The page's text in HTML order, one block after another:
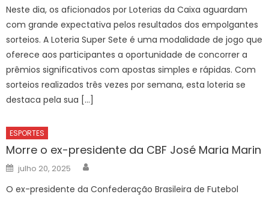
Neste dia, os aficionados por Loterias da Caixa aguardam
com grande expectativa pelos resultados dos empolgantes
sorteios. A Loteria Super Sete é uma modalidade de jogo que
oferece aos participantes a oportunidade de concorrer a
prêmios significativos com apostas simples e rápidas. Com
sorteios realizados três vezes por semana, esta loteria se
destaca pela sua […]
ESPORTES
Morre o ex-presidente da CBF José Maria Marin
Posted
on
julho 20, 2025
O ex-presidente da Confederação Brasileira de Futebol